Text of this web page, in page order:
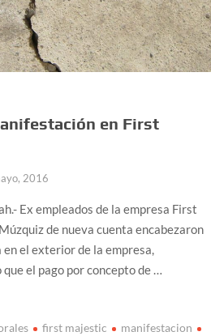
en First
2016
Ex empleados de la empresa First
de nueva cuenta encabezaron
el exterior de la empresa,
el pago por concepto de …
first majestic
manifestacion